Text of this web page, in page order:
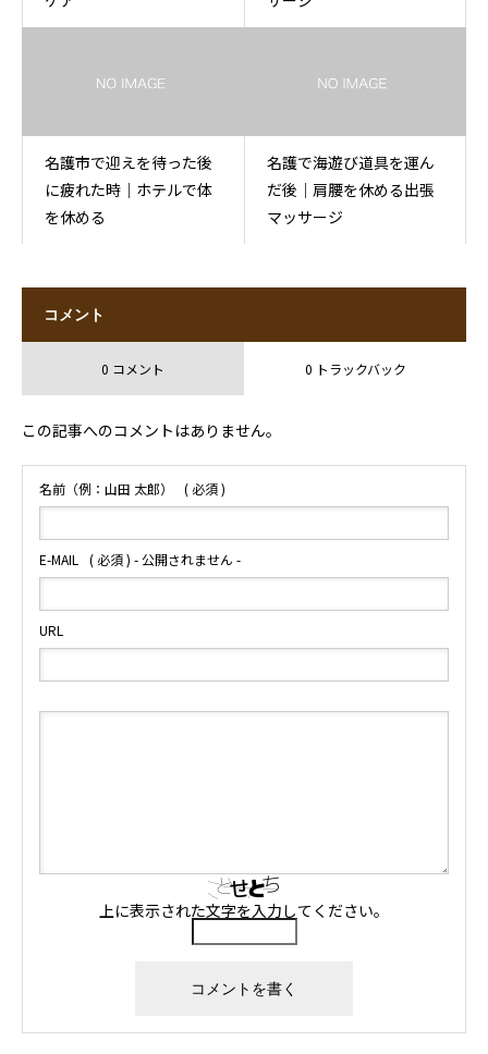
名護市で迎えを待った後
に疲れた時｜ホテルで体
を休める
名護で海遊び道具を運ん
だ後｜肩腰を休める出張
マッサージ
コメント
0 コメント 0 トラックバック
この記事へのコメントはありません。
名前（例：山田 太郎） ( 必須 )
E-MAIL ( 必須 ) - 公開されません -
URL
上に表示された文字を入力してください。